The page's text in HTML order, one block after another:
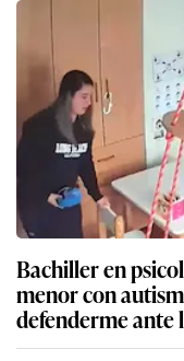
Bachiller en
menor con
defenderme ante